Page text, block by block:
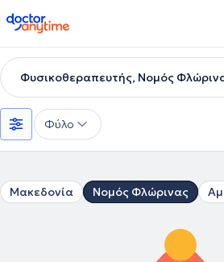
doctoranytime
Φυσικοθεραπευτής, Νομός
Φύλο
Μακεδονία Νομός Φλώρινας